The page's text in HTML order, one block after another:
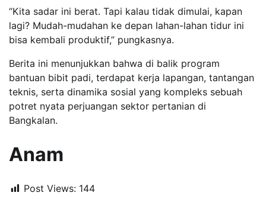
“Kita sadar ini berat. Tapi kalau tidak dimulai, kapan
lagi? Mudah-mudahan ke depan lahan-lahan tidur ini
bisa kembali produktif,” pungkasnya.
Berita ini menunjukkan bahwa di balik program
bantuan bibit padi, terdapat kerja lapangan, tantangan
teknis, serta dinamika sosial yang kompleks sebuah
potret nyata perjuangan sektor pertanian di
Bangkalan.
Anam
Post Views: 144